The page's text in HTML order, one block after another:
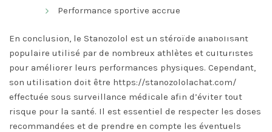
Performance sportive accrue
En conclusion, le Stanozolol est un stéroïde anabolisant
populaire utilisé par de nombreux athlètes et culturistes
pour améliorer leurs performances physiques. Cependant,
son utilisation doit être https://stanozololachat.com/
effectuée sous surveillance médicale afin d’éviter tout
risque pour la santé. Il est essentiel de respecter les doses
recommandées et de prendre en compte les éventuels
DISMISS